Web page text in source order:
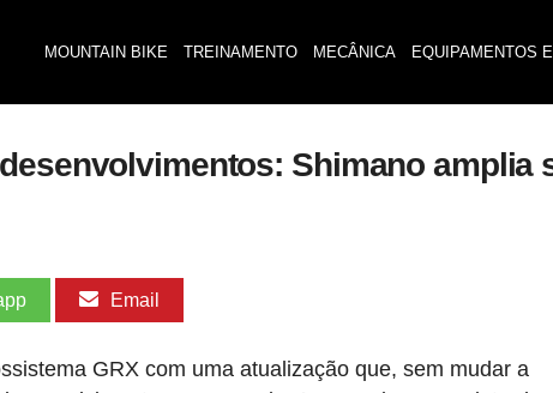
MOUNTAIN BIKE TREINAMENTO MECÂNICA EQUIPAMENTOS
Shimano amplia
Email
GRX com uma atualização que, sem mudar a